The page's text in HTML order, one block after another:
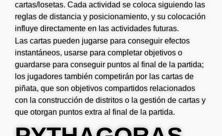
cartas/losetas. Cada actividad se coloca siguiendo las
reglas de distancia y posicionamiento, y su colocación
influye directamente en las actividades futuras.
Las cartas pueden jugarse para conseguir efectos
instantáneos, usarse para completar objetivos o
guardarse para conseguir puntos al final de la partida;
los jugadores también competirán por las cartas de
piñata, que son objetivos compartidos relacionados
con la construcción de distritos o la gestión de cartas y
que otorgan puntos extra al final de la partida.